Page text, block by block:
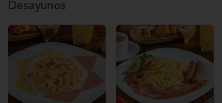
Desayunos